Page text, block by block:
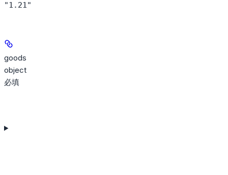
"1.21"
goods
object
必填